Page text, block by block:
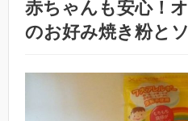
赤ちゃんも安心！
のお好み焼き粉と